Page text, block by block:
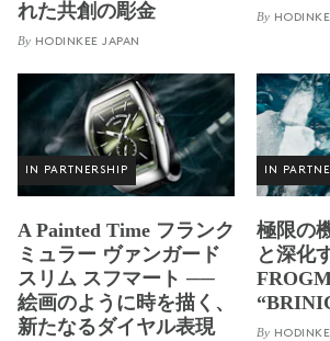
れた共創の彫金
By HODINKEE JAPAN
By
IN PARTNERSHIP
A Painted Time フランク
ミュラー ヴァンガード
スリム スフマート ──
絵画のように時を描く、
新たなるダイヤル表現
IN
極限の
と深化
By